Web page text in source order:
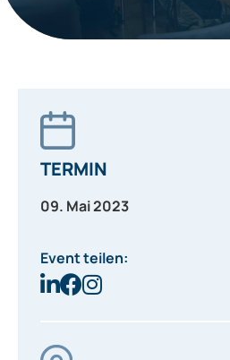
TERMIN
09. Mai 2023
Event teilen: